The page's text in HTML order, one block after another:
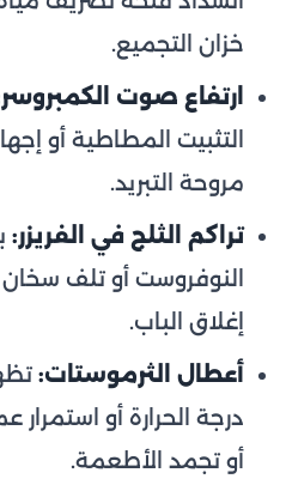
خزان التجميع.
ارتفاع صوت
التثبيت المطاطية أو
مروحة التبريد.
تراكم الثلج في الفريزر:
النوفروست أو تلف
إغلاق الباب.
أعطال الثرموستات:
درجة الحرارة أو
أو تجمد الأطعمة.